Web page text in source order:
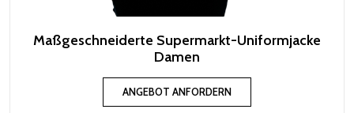
Maßgeschneiderte Supermarkt-Uniformjacke
Damen
ANGEBOT ANFORDERN